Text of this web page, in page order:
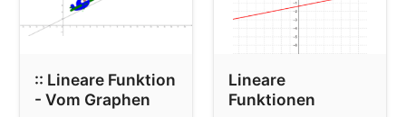
:: Lineare Funktion
- Vom Graphen
Lineare
Funktionen